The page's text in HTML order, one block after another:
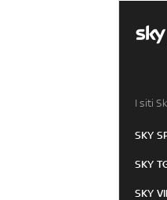
I siti
SKY
SKY
SKY